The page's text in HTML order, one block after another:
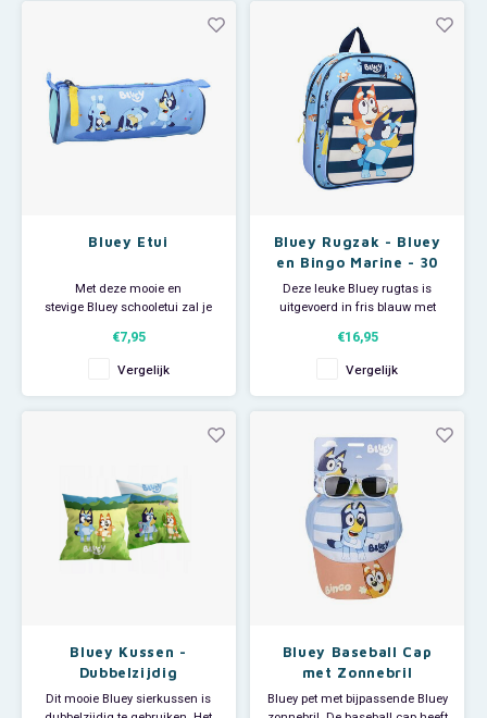
hierdoor altijd comfortabel. De
Bluey Etui
Met deze mooie en
stevige Bluey schooletui zal je
school! De Bluey pennenzak
biedt voldoende ruimte voor al je
schrijfwaren. Op de voorkant
van de Bluey etui een vrolijke
€7,95
Vergelijk
Bluey Rugzak - Bluey
en Bingo Marine - 30
cm
Deze leuke Bluey rugtas is
uitgevoerd in fris blauw met
een print met Bluey en Bingo.
Het ruime hoofdvak biedt
voldoende ruimte voor je
schoolspulletjes. De
verstelbaar en dragen hierdoor
alti
€16,95
Vergelijk
Bluey Kussen -
Dubbelzijdig
Dit mooie Bluey sierkussen is
Bluey Baseball Cap
met Zonnebril
Bluey pet met bijpassende Bluey